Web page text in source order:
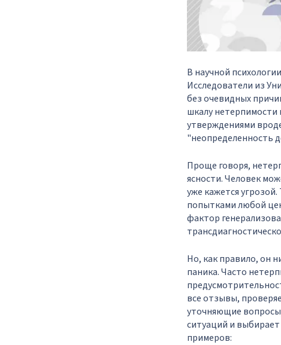
В научной
Исследователи из
без очевидных
шкалу нетерпимости
утверждениями
"неопределенность
Проще говоря,
ясности. Человек
уже кажется
попытками любой
фактор
Но, как правило, он
паника. Часто
все отзывы,
уточняющие
ситуаций и
примеров: